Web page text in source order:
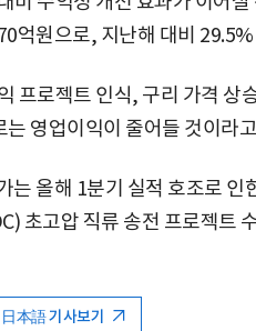
억원으로, 지난해 대비
프로젝트 인식, 구리 가격 상
는 영업이익이 줄어들 것이라
는 올해 1분기 실적 호조로 인
초고압 직류 송전 프로젝트
日本語 기사보기